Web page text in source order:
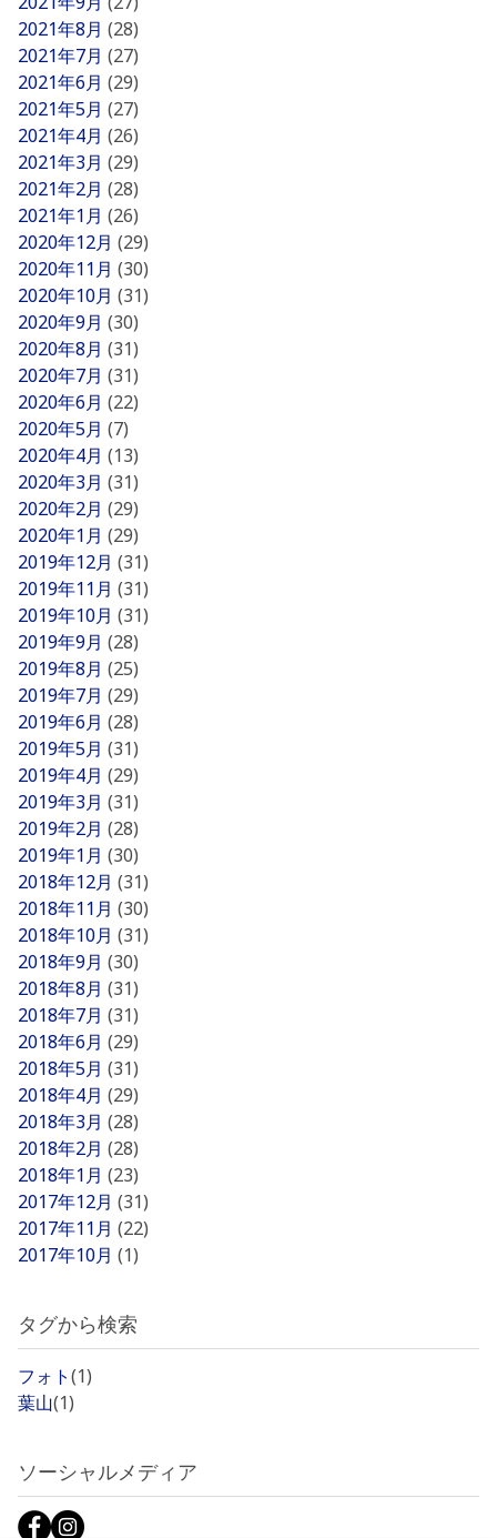
2021年8月 (28)
2021年7月 (27)
2021年6月 (29)
2021年5月 (27)
2021年4月 (26)
2021年3月 (29)
2021年2月 (28)
2021年1月 (26)
2020年12月 (29)
2020年11月 (30)
2020年10月 (31)
2020年9月 (30)
2020年8月 (31)
2020年7月 (31)
2020年6月 (22)
2020年5月 (7)
2020年4月 (13)
2020年3月 (31)
2020年2月 (29)
2020年1月 (29)
2019年12月 (31)
2019年11月 (31)
2019年10月 (31)
2019年9月 (28)
2019年8月 (25)
2019年7月 (29)
2019年6月 (28)
2019年5月 (31)
2019年4月 (29)
2019年3月 (31)
2019年2月 (28)
2019年1月 (30)
2018年12月 (31)
2018年11月 (30)
2018年10月 (31)
2018年9月 (30)
2018年8月 (31)
2018年7月 (31)
2018年6月 (29)
2018年5月 (31)
2018年4月 (29)
2018年3月 (28)
2018年2月 (28)
2018年1月 (23)
2017年12月 (31)
2017年11月 (22)
2017年10月 (1)
タグから検索
フォト(1)
葉山(1)
ソーシャルメディア